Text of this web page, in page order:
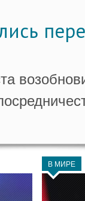
В МИРЕ